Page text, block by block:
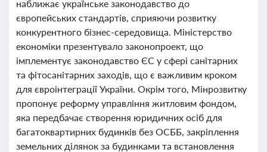
наближає українське законодавство до
європейських стандартів, сприяючи розвитку
конкурентного бізнес-середовища. Міністерство
економіки презентувало законопроект, що
імплементує законодавство ЄС у сфері санітарних
та фітосанітарних заходів, що є важливим кроком
для євроінтеграції України. Окрім того, Мінрoзвитку
пропонує реформу управління житловим фондом,
яка передбачає створення юридичних осіб для
багатоквартирних будинків без ОСББ, закріплення
земельних ділянок за будинками та встановлення